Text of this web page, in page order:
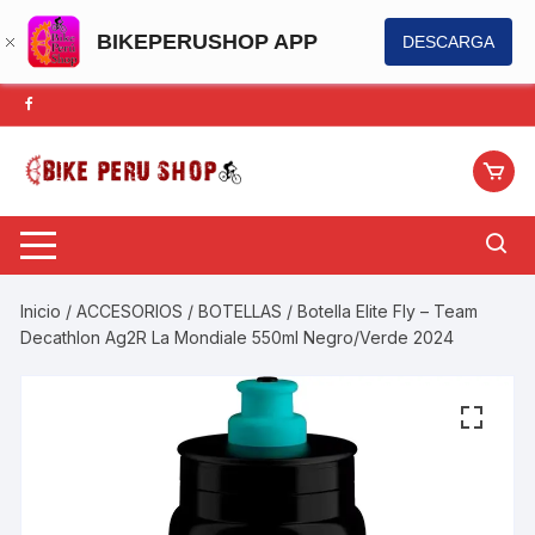
BIKEPERUSHOP APP DESCARGA
Saltar
al
contenido
Inicio /ACCESORIOS /BOTELLAS / Botella Elite Fly – Team
Decathlon Ag2R La Mondiale 550ml Negro/Verde 2024